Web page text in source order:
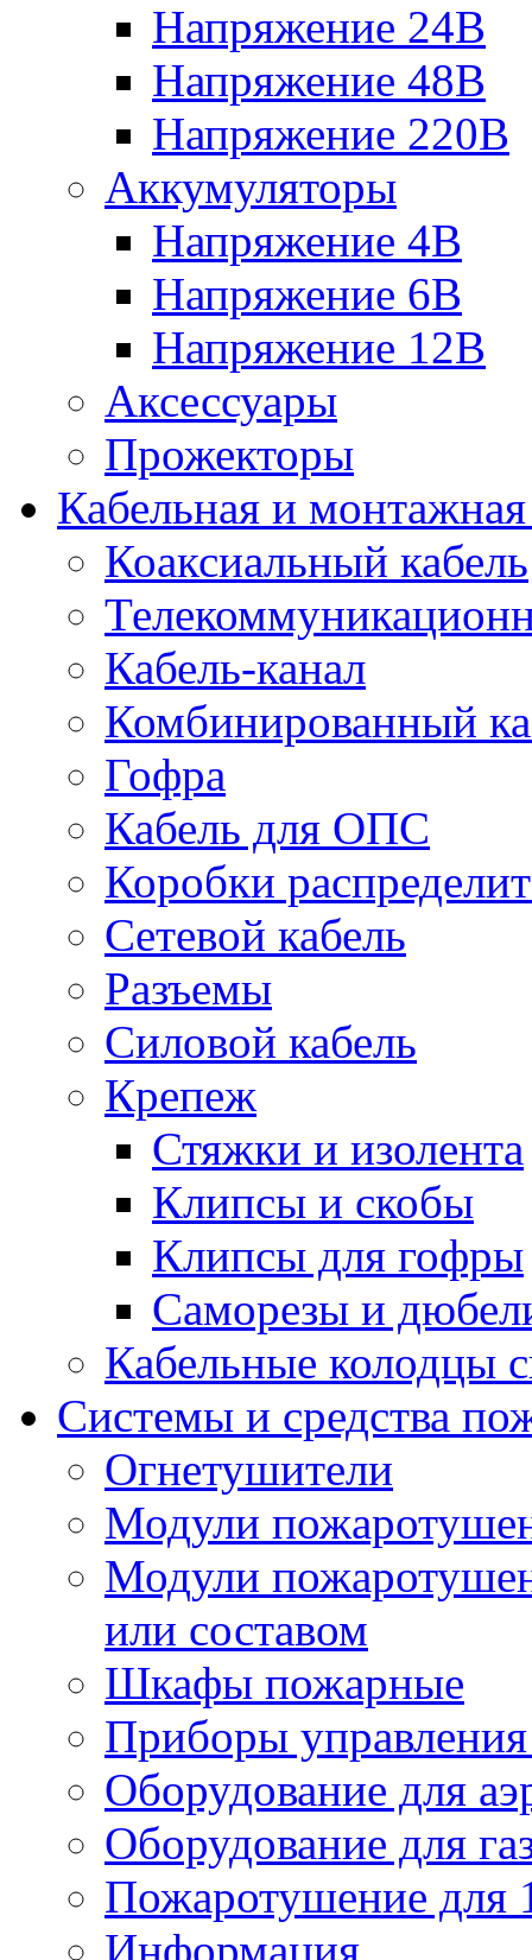
Напряжение 24В
Напряжение 48В
Напряжение 220В
Аккумуляторы
Напряжение 4В
Напряжение 6В
Напряжение 12В
Аксессуары
Прожекторы
Кабельная и
Коаксиальный кабель
Кабель-канал
Комбинированный
Гофра
Кабель для ОПС
Коробки
Сетевой кабель
Разъемы
Силовой кабель
Крепеж
Стяжки и изолента
Клипсы и скобы
Клипсы для гофры
Саморезы и
Кабельные колодцы
Системы и средства
Огнетушители
Модули
Модули
или составом
Шкафы пожарные
Приборы
Оборудование для
Оборудование для
Пожаротушение для